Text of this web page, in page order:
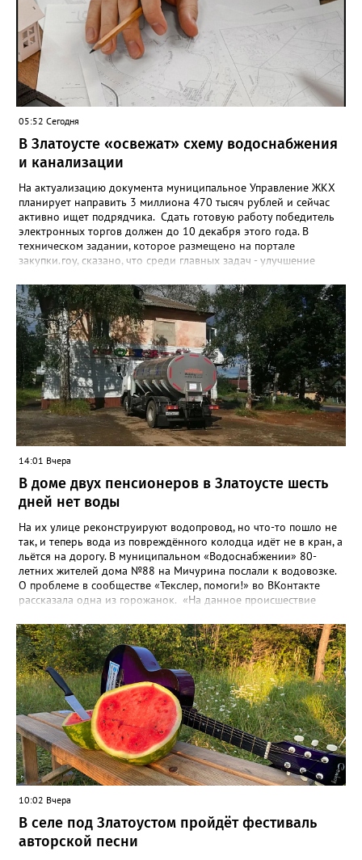
05:52 Сегодня
В Златоусте «освежат» схему водоснабжения
и канализации
На актуализацию документа муниципальное Управление ЖКХ
планирует направить 3 миллиона 470 тысяч рублей и сейчас
активно ищет подрядчика. Сдать готовую работу победитель
электронных торгов должен до 10 декабря этого года. В
техническом задании, которое размещено на портале
закупки.гоу, сказано, что среди главных задач - улучшение
повышение энергоэффективности систем. Кроме электронных
схем, исполнителю нужно разработать предложения по
строительству и реконструкции водоснабжения и канализации,
оценив размер вложений, а также представить перечень
бесхозных объектов и возможные сценарии развития этой
сферы городского хозяйства. В июне 2025 года
«Златоуст.инфо» сообщал о подобных торгах. Тогда цена
вопроса была почти в три раза выше - 9 миллионов 13 тысяч
486 рублей, а в списке работ была разработка электронной
системы ливнёвок.
14:01 Вчера
В доме двух пенсионеров в Златоусте шесть
дней нет воды
На их улице реконструируют водопровод, но что-то пошло не
так, и теперь вода из повреждённого колодца идёт не в кран, а
льётся на дорогу. В муниципальном «Водоснабжении» 80-
летних жителей дома №88 на Мичурина послали к водовозке.
О проблеме в сообществе «Текслер, помоги!» во ВКонтакте
рассказала одна из горожанок. «На данное происшествие
гл.инженера Шепелева А.Н. из обслуживающей организации
МУП ЗГО "Златоустовское Водоснабжение" ул. Островского, 7,
никакие работы по восстановлению подачи воды в дом
проводиться не будут. Вот уже шесть дней пенсионеры без
воды!», - пишет возмущённая женщина (стиль, орфография и
пунктуация авторские). Под обращением есть комментарий
пользователя под ником Olga Vyacheslavovna. Она сообщает:
сейчас МУП «Водоснабжение» ведёт реконструкцию сетей в
посёлке и работать приходится в сложных условиях горной
местности. «К сожалению, в процессе бурения иногда
выявляются или случайно повреждаются существующие вводы
малого диаметра, - отмечает Olga Vyacheslavovna. - Зачастую
такие вводы не отражены в исполнительной документации
либо проходят в непосредственной близости от трассы
строительства. Каждый подобный случай требует отдельного
обследования и последующего восстановления. Несмотря на
10:02 Вчера
В селе под Златоустом пройдёт фестиваль
авторской песни